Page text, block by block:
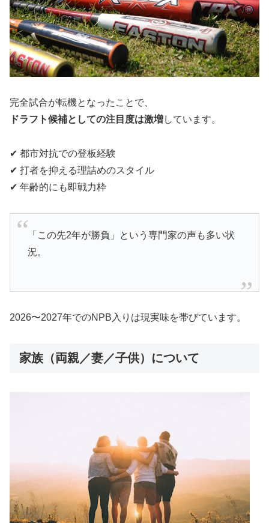
完全試合が転機となったことで、
ドラフト候補としての注目度は激増しています。
✔ 都市対抗での登板経験
✔ 打者を抑える理詰めのスタイル
✔ 年齢的にも即戦力枠
「この先2年が勝負」という専門家の声も多い状
況。
2026〜2027年でのNPB入りは現実味を帯びています。
家族（両親／妻／子供）について